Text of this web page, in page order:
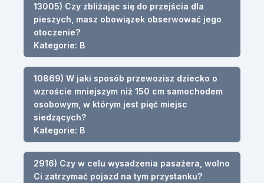
13005) Czy zbliżając się do przejścia dla
pieszych, masz obowiązek obserwować jego
otoczenie?
Kategorie: B
10869) W jaki sposób przewozisz dziecko o
wzroście mniejszym niż 150 cm samochodem
osobowym, w którym jest pięć miejsc
siedzących?
Kategorie: B
2916) Czy w celu wysadzenia pasażera, wolno
Ci zatrzymać pojazd na tym przystanku?